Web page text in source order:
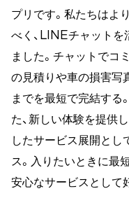
プリです。私たちはよ
べく、LINEチャットを
ました。チャットでコ
の見積りや車の損害写
までを最短で完結する
た、新しい体験を提供
したサービス展開とし
ス。入りたいときに最
安心なサービスとして